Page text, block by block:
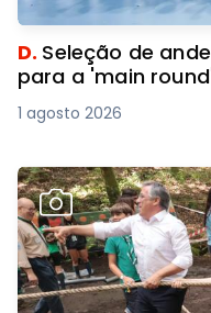
D. Seleção de
para a 'main
1 agosto 2026